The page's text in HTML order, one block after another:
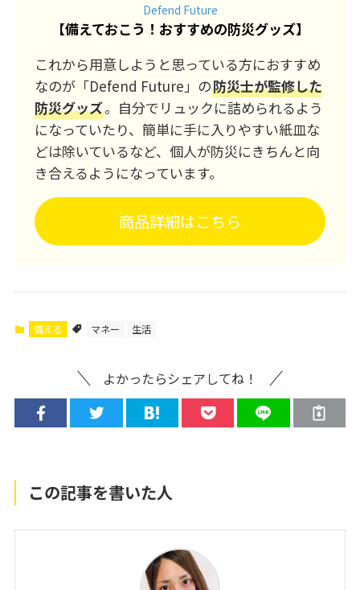
Defend Future
【備えておこう！おすすめの防災グッズ】
これから用意しようと思っている方におすすめ
なのが「Defend Future」の防災士が監修した
防災グッズ。自分でリュックに詰められるよう
になっていたり、簡単に手に入りやすい紙皿な
どは除いているなど、個人が防災にきちんと向
き合えるようになっています。
商品詳細はこちら
備える マネー 生活
よかったらシェアしてね！
この記事を書いた人